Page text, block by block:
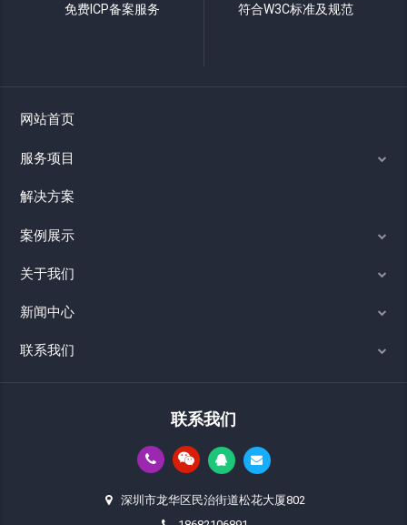
免费ICP备案服务 符合W3C标准及规范
网站首页
服务项目
解决方案
案例展示
关于我们
新闻中心
联系我们
联系我们
深圳市龙华区民治街道松花大厦802